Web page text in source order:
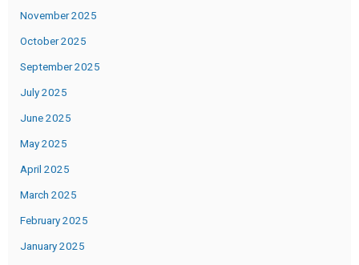
November 2025
October 2025
September 2025
July 2025
June 2025
May 2025
April 2025
March 2025
February 2025
January 2025